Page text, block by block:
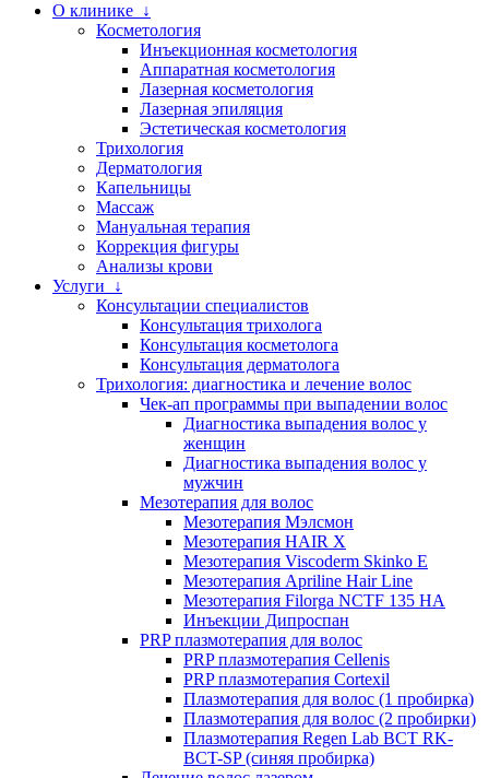
О клинике ↓
Косметология
Инъекционная косметология
Аппаратная косметология
Лазерная косметология
Лазерная эпиляция
Эстетическая косметология
Трихология
Дерматология
Капельницы
Массаж
Мануальная терапия
Коррекция фигуры
Анализы крови
Услуги ↓
Консультации специалистов
Консультация трихолога
Консультация косметолога
Консультация дерматолога
Трихология: диагностика и лечение волос
Чек-ап программы при выпадении волос
Диагностика выпадения волос у
женщин
Диагностика выпадения волос у
мужчин
Мезотерапия для волос
Мезотерапия Мэлсмон
Мезотерапия HAIR X
Мезотерапия Viscoderm Skinko E
Мезотерапия Apriline Hair Line
Мезотерапия Filorga NCTF 135 HA
Инъекции Дипроспан
PRP плазмотерапия для волос
PRP плазмотерапия Cellenis
PRP плазмотерапия Cortexil
Плазмотерапия для волос (1 пробирка)
Плазмотерапия для волос (2 пробирки)
Плазмотерапия Regen Lab BCT RK-
BCT-SP (синяя пробирка)